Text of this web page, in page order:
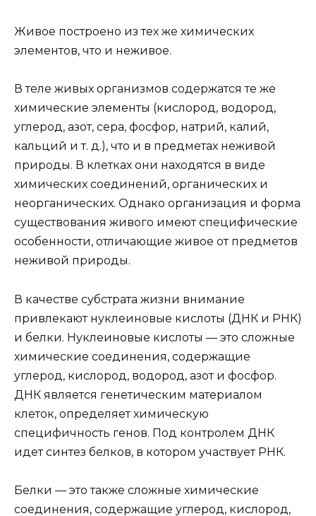
Живое построено из тех же химических
элементов, что и неживое.
В теле живых организмов содержатся те же
химические элементы (кислород, водород,
углерод, азот, сера, фосфор, натрий, калий,
кальций и т. д.), что и в предметах неживой
природы. В клетках они находятся в виде
химических соединений, органических и
неорганических. Однако организация и форма
существования живого имеют специфические
особенности, отличающие живое от предметов
неживой природы.
В качестве субстрата жизни внимание
привлекают нуклеиновые кислоты (ДНК и РНК)
и белки. Нуклеиновые кислоты — это сложные
химические соединения, содержащие
углерод, кислород, водород, азот и фосфор.
ДНК является генетическим материалом
клеток, определяет химическую
специфичность генов. Под контролем ДНК
идет синтез белков, в котором участвует РНК.
Белки — это также сложные химические
соединения, содержащие углерод, кислород,